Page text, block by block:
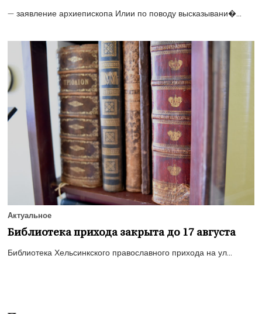
— заявление архиепископа Илии по поводу высказывани�...
Актуальное
Библиотека прихода закрыта до 17 августа
Библиотека Хельсинкского православного прихода на ул...